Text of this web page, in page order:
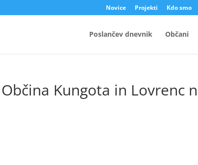
Novice Projekti Kdo smo
Poslančev dnevnik Občani
Kungota in Lovrenc